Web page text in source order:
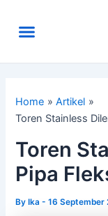
contentMenu
Home
Artikel
Toren Stainless
Toren
Pipa
ByIka-16 September